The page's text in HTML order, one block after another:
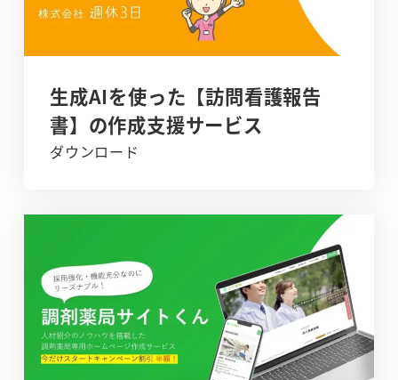
生成AIを使った【訪問看護報告
書】の作成支援サービス
ダウンロード